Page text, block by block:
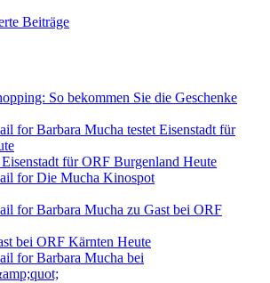
Beiträge
So bekommen Sie die Geschenke
für ORF Burgenland Heute
bei ORF Kärnten Heute